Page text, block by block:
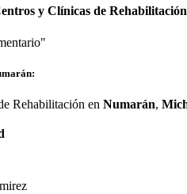
y Clínicas de
Rehabilitación en Numarán,